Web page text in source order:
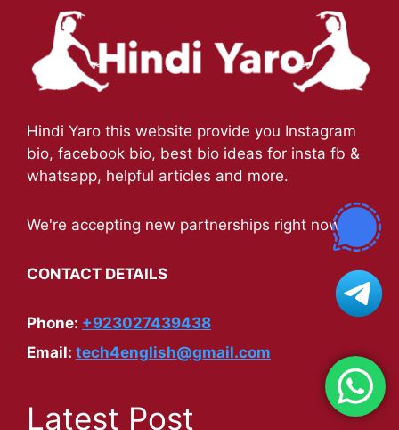
Hindi Yaro this website provide you Instagram
bio, facebook bio, best bio ideas for insta fb &
whatsapp, helpful articles and more.
We're accepting new partnerships right now.
CONTACT DETAILS
Phone: +923027439438
Email: tech4english@gmail.com
Latest Post